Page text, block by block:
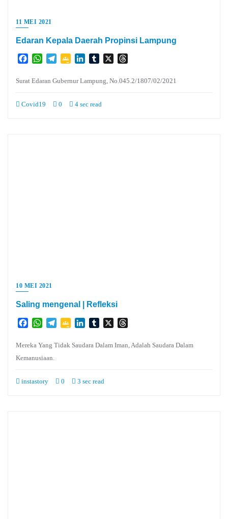
11 MEI 2021
Edaran Kepala Daerah Propinsi Lampung
FacebookWhatsApp
TelegramGoogleLinkedInTumblr
X
Surat Edaran Gubernur Lampung, No.045.2/1807/02/2021
Covid19 0 4 sec read
10 MEI 2021
Saling mengenal | Refleksi
FacebookWhatsApp
TelegramGoogleLinkedInTumblr
X
Mereka Yang Tidak Saudara Dalam Iman, Adalah Saudara Dalam
Kemanusiaan.
instastory 0 3 sec read